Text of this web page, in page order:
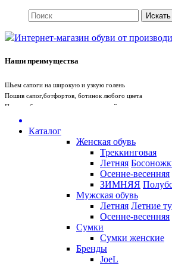
Интернет-магазин обуви от
Наши преимущества
Шьем сапоги на широкую и узкую голень
Пошив сапог,ботфортов, ботинок любого цвета
Пошив обуви вручную с учетом вашей стопы
Whatsapp+79675719880
Санкт-Петербург
Каталог
Женская обувь
Треккинговая
Летняя
Осенне-весенняя
ЗИМНЯЯ
Мужская обувь
Летняя Летние
Осенне-весенняя
Сумки
Сумки женские
Бренды
JoeL